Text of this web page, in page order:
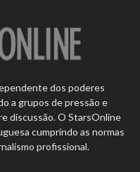
dos poderes
a grupos de pressão e
discussão. O StarsOnline
cumprindo as normas
profissional.